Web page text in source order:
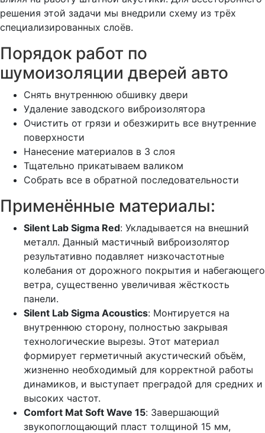
решения этой задачи мы внедрили схему из трёх
специализированных слоёв.
Порядок работ по
шумоизоляции дверей авто
Снять внутреннюю обшивку двери
Удаление заводского виброизолятора
Очистить от грязи и обезжирить все внутренние
поверхности
Нанесение материалов в 3 слоя
Тщательно прикатываем валиком
Собрать все в обратной последовательности
Применённые материалы:
Silent Lab Sigma Red: Укладывается на внешний
металл. Данный мастичный виброизолятор
результативно подавляет низкочастотные
колебания от дорожного покрытия и набегающего
ветра, существенно увеличивая жёсткость
панели.
Silent Lab Sigma Acoustics: Монтируется на
внутреннюю сторону, полностью закрывая
технологические вырезы. Этот материал
формирует герметичный акустический объём,
жизненно необходимый для корректной работы
динамиков, и выступает преградой для средних и
высоких частот.
Comfort Mat Soft Wave 15: Завершающий
звукопоглощающий пласт толщиной 15 мм,